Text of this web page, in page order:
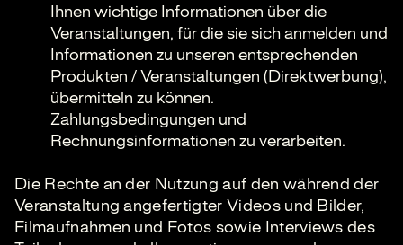
Ihnen wichtige Informationen über die
Veranstaltungen, für die sie sich anmelden und
Informationen zu unseren entsprechenden
Produkten / Veranstaltungen (Direktwerbung),
übermitteln zu können.
Zahlungsbedingungen und
Rechnungsinformationen zu verarbeiten.
Die Rechte an der Nutzung auf den während der
Veranstaltung angefertigter Videos und Bilder,
Filmaufnahmen und Fotos sowie Interviews des